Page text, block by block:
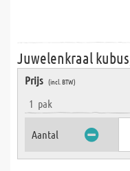
Juwelenkraal
Prijs (incl. BTW)
1 pak
Aantal